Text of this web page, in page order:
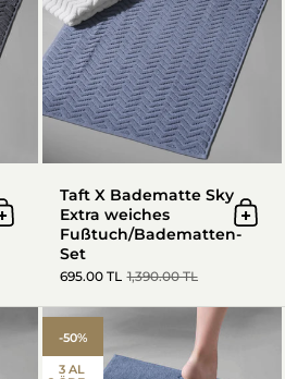
In den Warenkorb
Taft X Badematte Sky
Extra weiches
Fußtuch/Badematten-
Set
695.00 TL 1,390.00 TL
In
Oscuro X Badematte Space -
-50%
3 AL